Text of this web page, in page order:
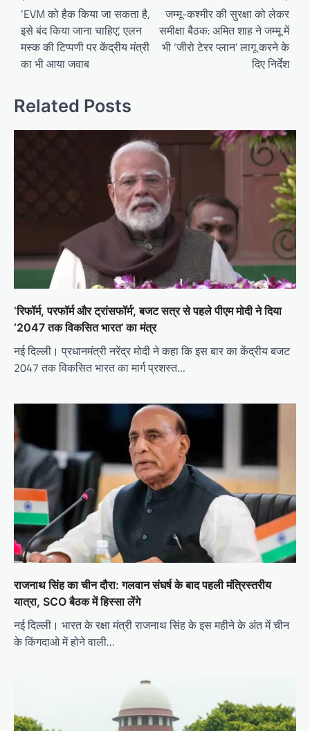
navigation
‘EVM को हैक किया जा सकता है,
इसे बंद किया जाना चाहिए’, एलन
मस्क की टिप्पणी पर केंद्रीय मंत्री
का भी आया जवाब
जम्मू-कश्मीर की सुरक्षा को लेकर
समीक्षा बैठक: अमित शाह ने जम्मू में
भी ‘जीरो टेरर प्लान’ लागू करने के
दिए निर्देश
Related Posts
‘रिफॉर्म, परफॉर्म और ट्रांसफॉर्म’, बजट सत्र से पहले पीएम मोदी ने दिया
‘2047 तक विकसित भारत’ का मंत्र
नई दिल्ली। प्रधानमंत्री नरेंद्र मोदी ने कहा कि इस बार का केंद्रीय बजट
2047 तक विकसित भारत का मार्ग प्रशस्त…
राजनाथ सिंह का चीन दौरा: गलवान संघर्ष के बाद पहली मंत्रिस्तरीय
यात्रा, SCO बैठक में हिस्सा लेंगे
नई दिल्ली। भारत के रक्षा मंत्री राजनाथ सिंह के इस महीने के अंत में चीन
के किंगदाओ में होने वाली…